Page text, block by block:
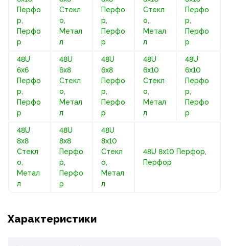
Перфо
р,
Перфо
р
Стекл
о,
Метал
л
Перфо
р,
Перфо
р
Стекл
о,
Метал
л
Перфо
р,
Перфо
р
48U
6х6
Перфо
р,
Перфо
р
48U
6х8
Стекл
о,
Метал
л
48U
6х8
Перфо
р,
Перфо
р
48U
6х10
Стекл
о,
Метал
л
48U
6х10
Перфо
р,
Перфо
р
48U
8х8
Стекл
о,
Метал
л
48U
8х8
Перфо
р,
Перфо
р
48U
8х10
Стекл
о,
Метал
л
48U 8х10 Перфор,
Перфор
Характеристики